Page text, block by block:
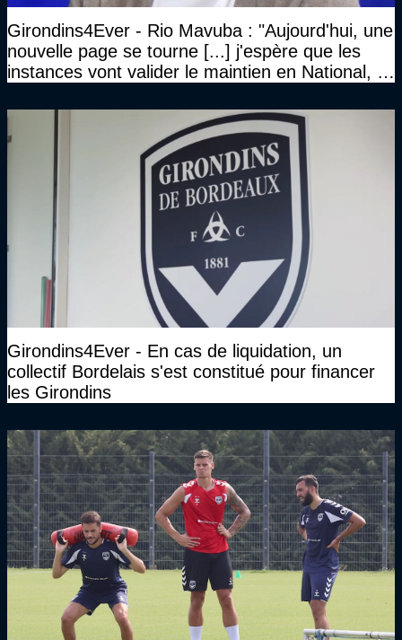
Girondins4Ever - Rio Mavuba : "Aujourd'hui, une
nouvelle page se tourne [...] j'espère que les
instances vont valider le maintien en National, et
haut niveau"
Girondins4Ever - En cas de liquidation, un
collectif Bordelais s'est constitué pour financer
les Girondins